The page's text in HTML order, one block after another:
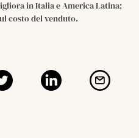
in Italia e America Latina;
costo del venduto.